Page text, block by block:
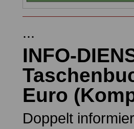
...
INFO-
Euro (
Doppelt